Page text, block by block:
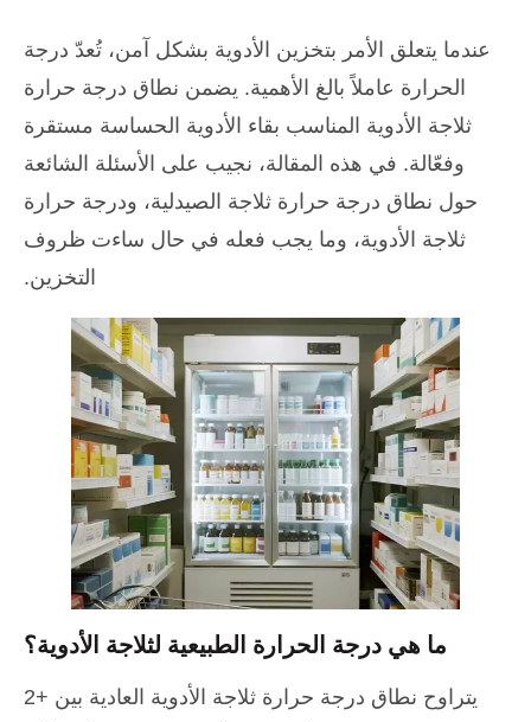
عندما يتعلق الأمر بتخزين الأدوية بشكل آمن، تُعدّ درجة
الحرارة عاملاً بالغ الأهمية. يضمن نطاق درجة حرارة
ثلاجة الأدوية المناسب بقاء الأدوية الحساسة مستقرة
وفعّالة. في هذه المقالة، نجيب على الأسئلة الشائعة
حول نطاق درجة حرارة ثلاجة الصيدلية، ودرجة حرارة
ثلاجة الأدوية، وما يجب فعله في حال ساءت ظروف
التخزين.
ما هي درجة الحرارة الطبيعية لثلاجة الأدوية؟
يتراوح نطاق درجة حرارة ثلاجة الأدوية العادية بين +2